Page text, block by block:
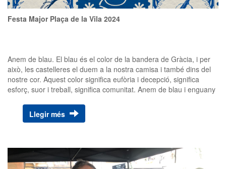
Festa Major Plaça de la Vila 2024
Anem de blau. El blau és el color de la bandera de Gràcia, i per
això, les castelleres el duem a la nostra camisa i també dins del
nostre cor. Aquest color significa eufòria i decepció, significa
esforç, suor i treball, significa comunitat. Anem de blau i enguany
en una Diada Castellera. Celebrant el 100 aniversari de l'estrena
d'una de les peces musicals simfòniques més famoses,
veureu l'Orquestra Simfònica dels Castellers de la Vila de Gràcia,
amb més d'un centenar d'instruments musicals, tots de color blau
Llegir més